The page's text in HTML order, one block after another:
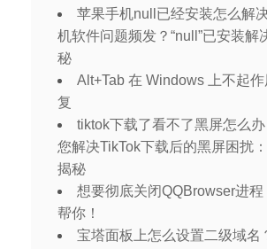
苹果手机null已经安装怎么解
机软件问题频发？“null”已安装解
秘
Alt+Tab 在 Windows 上不起
复
tiktok下载了看不了黑屏怎么
您解决TikTok下载后的黑屏困扰
揭秘
想要彻底关闭QQBrowser进程
帮你！
宝塔面板上怎么设置二级域名